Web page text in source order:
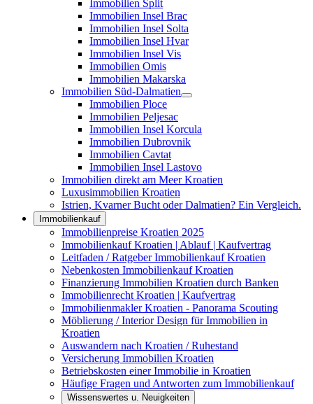
Immobilien Split
Immobilien Insel Brac
Immobilien Insel Solta
Immobilien Insel Hvar
Immobilien Insel Vis
Immobilien Omis
Immobilien Makarska
Immobilien Süd-Dalmatien
Immobilien Ploce
Immobilien Peljesac
Immobilien Insel Korcula
Immobilien Dubrovnik
Immobilien Cavtat
Immobilien Insel Lastovo
Immobilien direkt am Meer Kroatien
Luxusimmobilien Kroatien
Istrien, Kvarner Bucht oder Dalmatien? Ein Vergleich.
Immobilienkauf
Immobilienpreise Kroatien 2025
Immobilienkauf Kroatien | Ablauf | Kaufvertrag
Leitfaden / Ratgeber Immobilienkauf Kroatien
Nebenkosten Immobilienkauf Kroatien
Finanzierung Immobilien Kroatien durch Banken
Immobilienrecht Kroatien | Kaufvertrag
Immobilienmakler Kroatien - Panorama Scouting
Möblierung / Interior Design für Immobilien in
Kroatien
Auswandern nach Kroatien / Ruhestand
Versicherung Immobilien Kroatien
Betriebskosten einer Immobilie in Kroatien
Häufige Fragen und Antworten zum Immobilienkauf
Wissenswertes u. Neuigkeiten